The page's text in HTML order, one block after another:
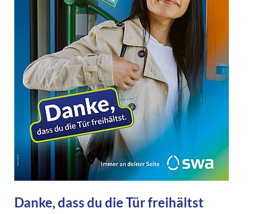
Danke, dass du die Tür freihältst